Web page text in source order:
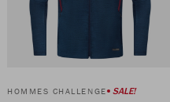
HOMMES CHALLENGE SALE!